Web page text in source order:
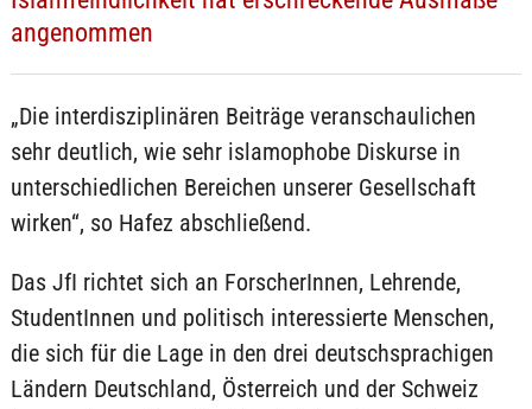
angenommen
„Die interdisziplinären Beiträge veranschaulichen
sehr deutlich, wie sehr islamophobe Diskurse in
unterschiedlichen Bereichen unserer Gesellschaft
wirken“, so Hafez abschließend.
Das JfI richtet sich an ForscherInnen, Lehrende,
StudentInnen und politisch interessierte Menschen,
die sich für die Lage in den drei deutschsprachigen
Ländern Deutschland, Österreich und der Schweiz